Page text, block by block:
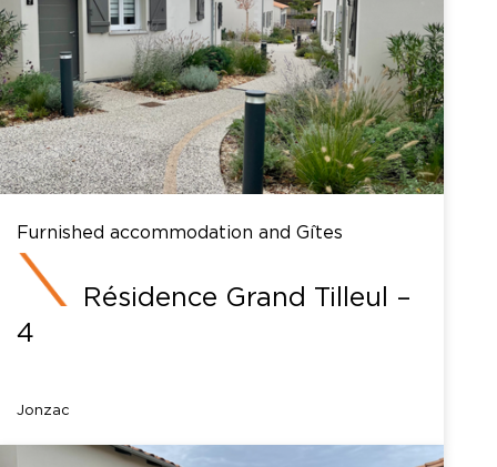
Furnished accommodation and Gîtes
Résidence Grand Tilleul –
4
Jonzac